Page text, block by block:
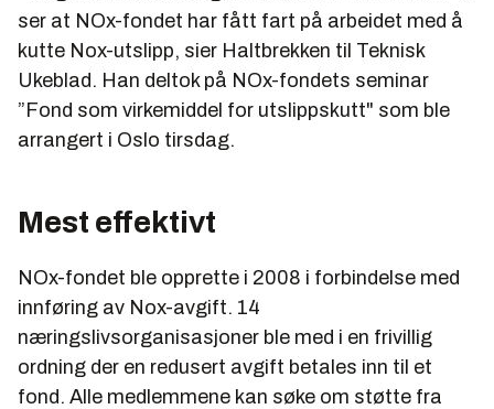
ser at NOx-fondet har fått fart på arbeidet med å
kutte Nox-utslipp, sier Haltbrekken til Teknisk
Ukeblad. Han deltok på NOx-fondets seminar
”Fond som virkemiddel for utslippskutt" som ble
arrangert i Oslo tirsdag.
Mest effektivt
NOx-fondet ble opprette i 2008 i forbindelse med
innføring av Nox-avgift. 14
næringslivsorganisasjoner ble med i en frivillig
ordning der en redusert avgift betales inn til et
fond. Alle medlemmene kan søke om støtte fra